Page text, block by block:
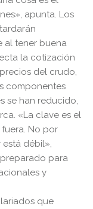
apunta. Los
al tener buena
la cotización
del crudo,
componentes
se han reducido,
«La clave es el
fuera. No por
débil»,
para
y
que